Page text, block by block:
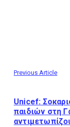
Previous Article
Unicef:
παιδιών στη